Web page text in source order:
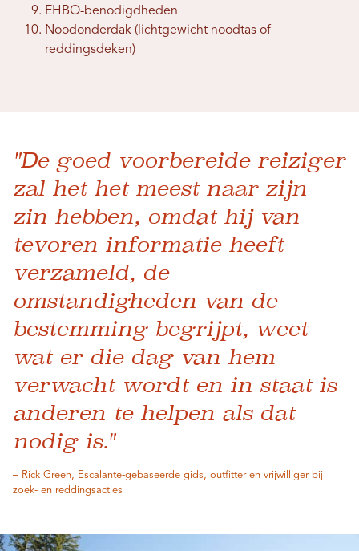
EHBO-benodigdheden
Noodonderdak (lichtgewicht noodtas of
reddingsdeken)
"De goed voorbereide reiziger
zal het het meest naar zijn
zin hebben, omdat hij van
tevoren informatie heeft
verzameld, de
omstandigheden van de
bestemming begrijpt, weet
wat er die dag van hem
verwacht wordt en in staat is
anderen te helpen als dat
nodig is."
– Rick Green, Escalante-gebaseerde gids, outfitter en vrijwilliger bij
zoek- en reddingsacties